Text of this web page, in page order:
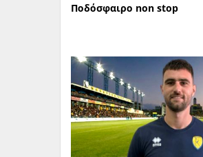
Ποδόσφαιρο non stop